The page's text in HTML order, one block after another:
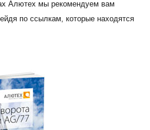
Алютех мы рекомендуем вам
по ссылкам, которые находятся